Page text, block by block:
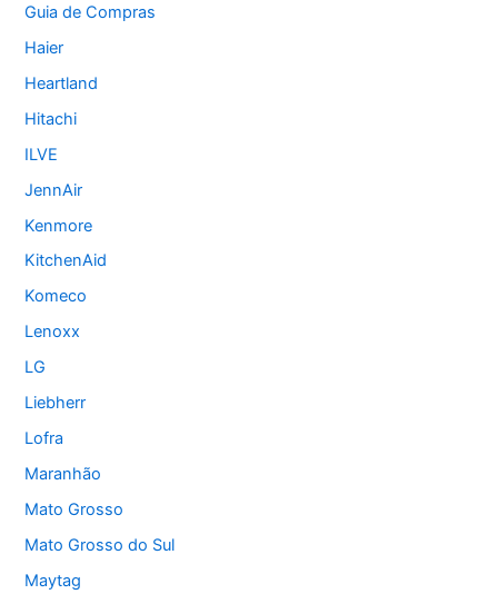
Guia de Compras
Haier
Heartland
Hitachi
ILVE
JennAir
Kenmore
KitchenAid
Komeco
Lenoxx
LG
Liebherr
Lofra
Maranhão
Mato Grosso
Mato Grosso do Sul
Maytag